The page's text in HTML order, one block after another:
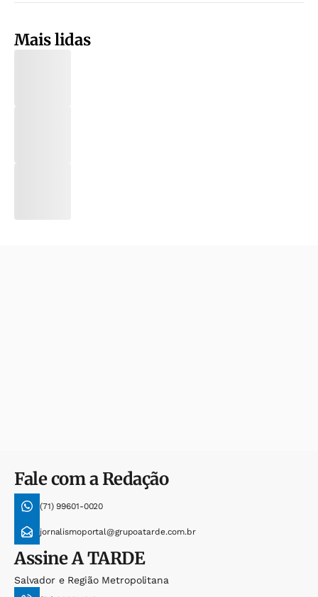
Mais lidas
Fale com a Redação
(71) 99601-0020
jornalismoportal@grupoatarde.com.br
AssineA TARDE
Salvador e Região Metropolitana